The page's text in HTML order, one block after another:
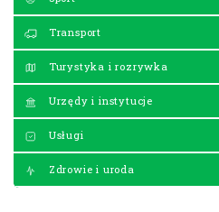
Transport
Turystyka i rozrywka
Urzędy i instytucje
Usługi
Zdrowie i uroda